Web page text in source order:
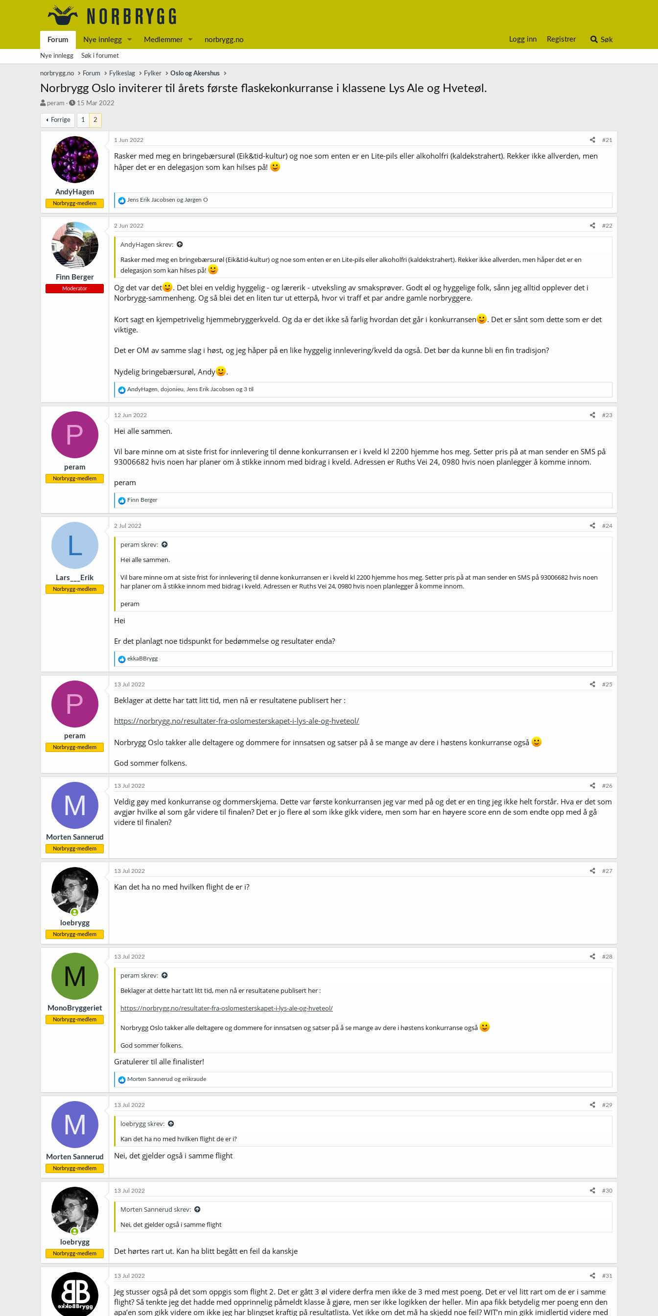
Forum Nye innlegg Medlemmer norbrygg.no Logg inn Registrer Søk
Nye innlegg Søk i forumet
norbrygg.no Forum Fylkeslag Fylker Oslo og Akershus
Norbrygg Oslo inviterer til årets første flaskekonkurranse i klassene Lys Ale og Hveteøl.
T
å
d
peram
S
r
t
d
a
t
o
15 Mar 2022
Forrige 1 2
AndyHagen
Norbrygg-medlem
1 Jun 2022 #21
Rasker med meg en bringebærsurøl (Eik&tid-kultur) og noe som enten er en Lite-pils eller alkoholfri (kaldekstrahert). Rekker ikke allverden, men
håper det er en delegasjon som kan hilses på!
R
e
a
j
o
e
r
Jens Erik Jacobsen og Jørgen O
Finn Berger
Moderator
2 Jun 2022 #22
AndyHagen skrev:
Rasker med meg en bringebærsurøl (Eik&tid-kultur) og noe som enten er en Lite-pils eller alkoholfri (kaldekstrahert). Rekker ikke allverden, men håper det er en
delegasjon som kan hilses på!
Og det var det
. Det blei en veldig hyggelig - og lærerik - utveksling av smaksprøver. Godt øl og hyggelige folk, sånn jeg alltid opplever det i
Norbrygg-sammenheng. Og så blei det en liten tur ut etterpå, hvor vi traff et par andre gamle norbryggere.
Kort sagt en kjempetrivelig hjemmebryggerkveld. Og da er det ikke så farlig hvordan det går i konkurransen
. Det er sånt som dette som er det
viktige.
Det er OM av samme slag i høst, og jeg håper på en like hyggelig innlevering/kveld da også. Det bør da kunne bli en fin tradisjon?
Nydelig bringebærsurøl, Andy .
R
e
a
o
e
r
AndyHagen dojonieu Jens Erik Jacobsen og 3 til
P
peram
Norbrygg-medlem
12 Jun 2022 #23
Hei alle sammen.
Vil bare minne om at siste frist for innlevering til denne konkurransen er i kveld kl 2200 hjemme hos meg. Setter pris på at man sender en SMS på
93006682 hvis noen har planer om å stikke innom med bidrag i kveld. Adressen er Ruths Vei 24, 0980 hvis noen planlegger å komme innom.
peram
R
e
a
k
j
o
e
Finn Berger
L
Lars___Erik
Norbrygg-medlem
2 Jul 2022 #24
peram skrev:
Hei alle sammen.
Vil bare minne om at siste frist for innlevering til denne konkurransen er i kveld kl 2200 hjemme hos meg. Setter pris på at man sender en SMS på 93006682 hvis noen
har planer om å stikke innom med bidrag i kveld. Adressen er Ruths Vei 24, 0980 hvis noen planlegger å komme innom.
peram
Hei
Er det planlagt noe tidspunkt for bedømmelse og resultater enda?
R
e
a
k
j
o
e
ekkaBBrygg
P
peram
Norbrygg-medlem
13 Jul 2022 #25
Beklager at dette har tatt litt tid, men nå er resultatene publisert her :
https://norbrygg.no/resultater-fra-oslomesterskapet-i-lys-ale-og-hveteol/
Norbrygg Oslo takker alle deltagere og dommere for innsatsen og satser på å se mange av dere i høstens konkurranse også
God sommer folkens.
M
Morten Sannerud
Norbrygg-medlem
13 Jul 2022 #26
Veldig gøy med konkurranse og dommerskjema. Dette var første konkurransen jeg var med på og det er en ting jeg ikke helt forstår. Hva er det som
avgjør hvilke øl som går videre til finalen? Det er jo flere øl som ikke gikk videre, men som har en høyere score enn de som endte opp med å gå
videre til finalen?
loebrygg
Norbrygg-medlem
13 Jul 2022 #27
Kan det ha no med hvilken flight de er i?
M
MonoBryggeriet
Norbrygg-medlem
13 Jul 2022 #28
peram skrev:
Beklager at dette har tatt litt tid, men nå er resultatene publisert her :
https://norbrygg.no/resultater-fra-oslomesterskapet-i-lys-ale-og-hveteol/
Norbrygg Oslo takker alle deltagere og dommere for innsatsen og satser på å se mange av dere i høstens konkurranse også
God sommer folkens.
Gratulerer til alle finalister!
R
e
a
k
j
o
e
Morten Sannerud og erikraude
M
Morten Sannerud
Norbrygg-medlem
13 Jul 2022 #29
loebrygg skrev:
Kan det ha no med hvilken flight de er i?
Nei, det gjelder også i samme flight
loebrygg
Norbrygg-medlem
13 Jul 2022 #30
Morten Sannerud skrev:
Nei, det gjelder også i samme flight
Det hørtes rart ut. Kan ha blitt begått en feil da kanskje
13 Jul 2022 #31
Jeg stusser også på det som oppgis som flight 2. Det er gått 3 øl videre derfra men ikke de 3 med mest poeng. Det er vel litt rart om de er i samme
flight? Så tenkte jeg det hadde med opprinnelig påmeldt klasse å gjøre, men ser ikke logikken der heller. Min apa fikk betydelig mer poeng enn den
apa’en som gikk videre om ikke jeg har blingset kraftig på resultatlista. Vet ikke om det må ha skjedd noe feil? WIT’n min gikk imidlertid videre med